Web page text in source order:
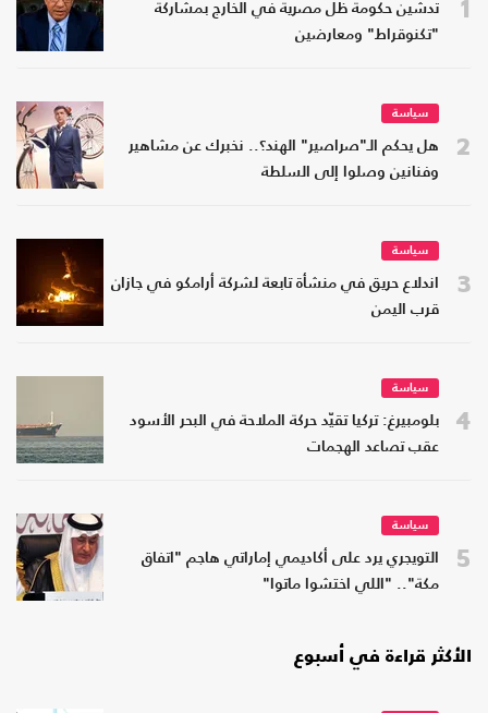
1
تدشين حكومة ظل مصرية في الخارج بمشاركة
"تكنوقراط" ومعارضين
2
سياسة
هل يحكم الـ"صراصير" الهند؟.. نخبرك عن مشاهير
وفنانين وصلوا إلى السلطة
3
سياسة
اندلاع حريق في منشأة تابعة لشركة أرامكو في جازان
قرب اليمن
4
سياسة
بلومبيرغ: تركيا تقيّد حركة الملاحة في البحر الأسود
عقب تصاعد الهجمات
5
سياسة
التويجري يرد على أكاديمي إماراتي هاجم "اتفاق
مكة".. "اللي اختشوا ماتوا"
الأكثر قراءة في أسبوع